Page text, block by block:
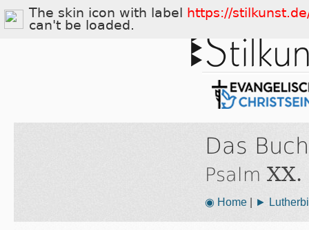
Das
Psalm XX.
◉ Home| ►
The skin icon with label
https://
can't be loaded.